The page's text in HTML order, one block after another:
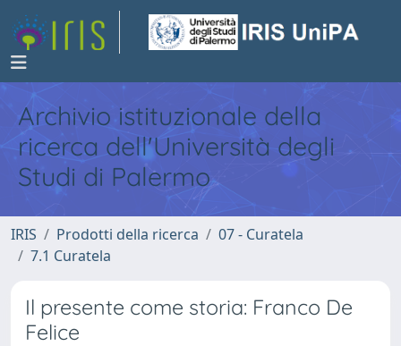
Archivio istituzionale della
ricerca dell'Università degli
Studi di Palermo
IRIS Prodotti della ricerca
07 - Curatela
7.1 Curatela
Il presente come storia: Franco De
Felice